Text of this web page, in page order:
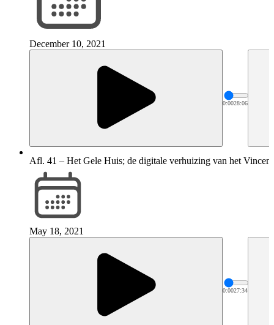
December 10, 2021
0:0028:06
Afl. 41 – Het Gele Huis; de digitale verhuizing van het
May 18, 2021
0:0027:34